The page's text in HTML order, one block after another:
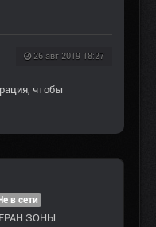
26 авг 2019 18:27
, чтобы
в сети
ЗOНЫ